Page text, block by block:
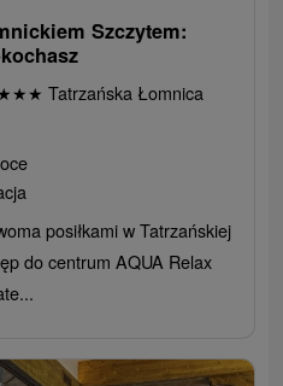
Szczytem:
★★ Tatrzańska Łomnica
posiłkami w Tatrzańskiej
do centrum AQUA Relax